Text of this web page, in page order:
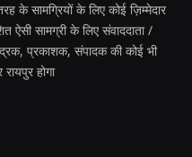
के सामग्रियों के लिए कोई ज़िम्मेदार
ऐसी सामग्री के लिए संवाददाता /
प्रकाशक, संपादक की कोई भी
रायपुर होगा